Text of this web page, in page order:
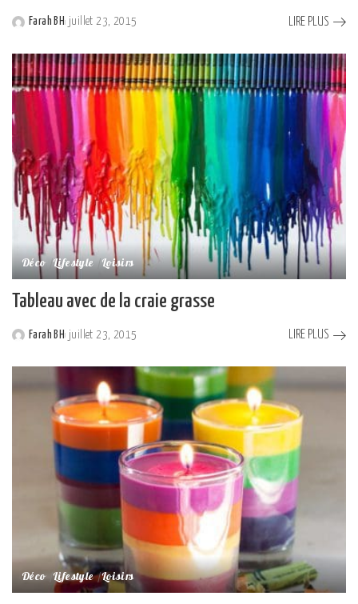
Posted
Farah BH juillet 23, 2015 LIRE PLUS
Déco Lifestyle Loisirs
Tableau avec de la craie grasse
Posted
by
Farah BH juillet 23, 2015 LIRE PLUS
Déco Lifestyle Loisirs